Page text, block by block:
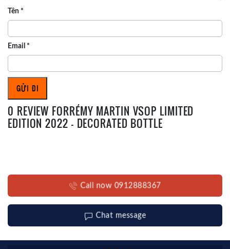
Tên *
Email *
0 REVIEW FORRÉMY MARTIN VSOP LIMITED
EDITION 2022 – DECORATED BOTTLE
Call now 0912888367
Chat message